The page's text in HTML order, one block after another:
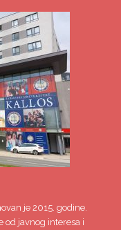
je 2015. godine.
od javnog interesa i